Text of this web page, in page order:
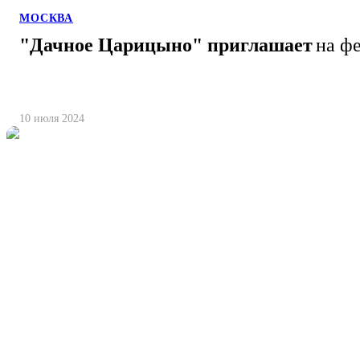
МОСКВА
"Дачное Царицыно" приглашаетна
10 июля 2024